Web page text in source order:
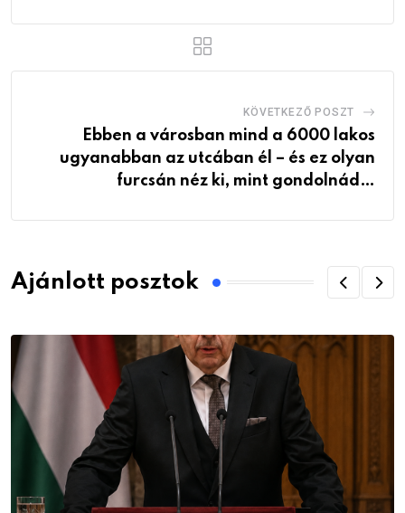
KÖVETKEZŐ POSZT
Ebben a városban mind a 6000 lakos
ugyanabban az utcában él – és ez olyan
furcsán néz ki, mint gondolnád…
Ajánlott posztok